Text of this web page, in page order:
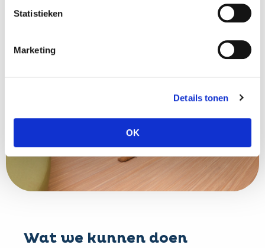
Statistieken
Marketing
Details tonen
OK
Wat we kunnen doen